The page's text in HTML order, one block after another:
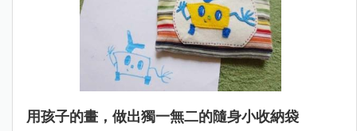
用孩子的畫，做出獨一無二的隨身小收納袋